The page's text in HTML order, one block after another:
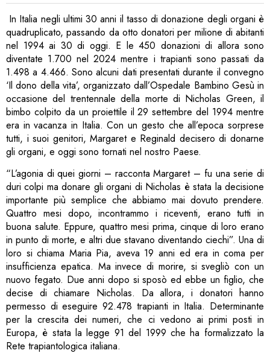
In Italia negli ultimi 30 anni il tasso di donazione degli organi è
quadruplicato, passando da otto donatori per milione di abitanti
nel 1994 ai 30 di oggi. E le 450 donazioni di allora sono
diventate 1.700 nel 2024 mentre i trapianti sono passati da
1.498 a 4.466. Sono alcuni dati presentati durante il convegno
‘Il dono della vita’, organizzato dall’Ospedale Bambino Gesù in
occasione del trentennale della morte di Nicholas Green, il
bimbo colpito da un proiettile il 29 settembre del 1994 mentre
era in vacanza in Italia. Con un gesto che all’epoca sorprese
tutti, i suoi genitori, Margaret e Reginald decisero di donarne
gli organi, e oggi sono tornati nel nostro Paese.
“L’agonia di quei giorni – racconta Margaret – fu una serie di
duri colpi ma donare gli organi di Nicholas è stata la decisione
importante più semplice che abbiamo mai dovuto prendere.
Quattro mesi dopo, incontrammo i riceventi, erano tutti in
buona salute. Eppure, quattro mesi prima, cinque di loro erano
in punto di morte, e altri due stavano diventando ciechi”. Una di
loro si chiama Maria Pia, aveva 19 anni ed era in coma per
insufficienza epatica. Ma invece di morire, si svegliò con un
nuovo fegato. Due anni dopo si sposò ed ebbe un figlio, che
decise di chiamare Nicholas. Da allora, i donatori hanno
permesso di eseguire 92.478 trapianti in Italia. Determinante
per la crescita dei numeri, che ci vedono ai primi posti in
Europa, è stata la legge 91 del 1999 che ha formalizzato la
Rete trapiantologica italiana.